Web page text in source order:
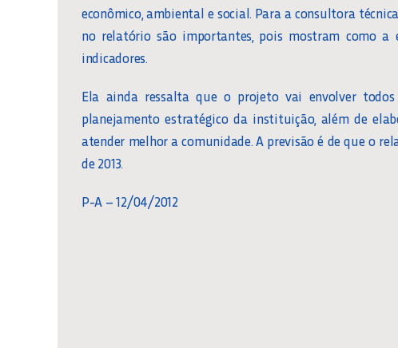
econômico, ambiental e social. Para a consultora
no relatório são importantes, pois mostram como a
indicadores.
Ela ainda ressalta que o projeto vai envolver
planejamento estratégico da instituição, além de
atender melhor a comunidade. A previsão é de que o
de 2013.
P-A – 12/04/2012